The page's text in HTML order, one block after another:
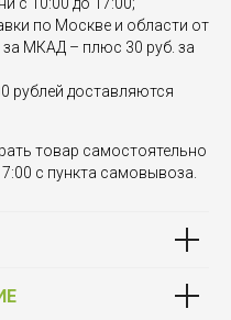
по Москве и области от
МКАД – плюс 30 руб. за
рублей доставляются
товар самостоятельно
с пункта самовывоза.